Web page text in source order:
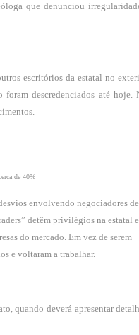
que denunciou
escritórios da estatal no
foram descredenciados até hoje.
de 40%
envolvendo negociadores de
detêm privilégios na estatal
do mercado. Em vez de serem
e voltaram a trabalhar.
quando deverá apresentar